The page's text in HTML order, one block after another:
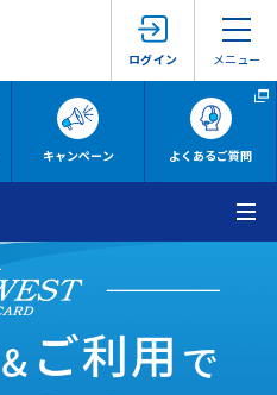
ログイン メニュー
キャンペーン よくあるご質問
メ